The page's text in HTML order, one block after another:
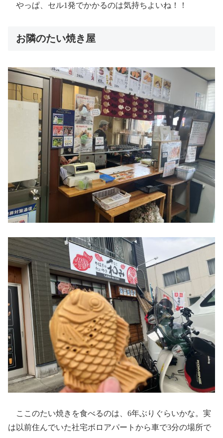
やっぱ、セル1発でかかるのは気持ちよいね！！
お隣のたい焼き屋
ここのたい焼きを食べるのは、6年ぶりぐらいかな。実
は以前住んでいた社宅ボロアパートから車で3分の場所で